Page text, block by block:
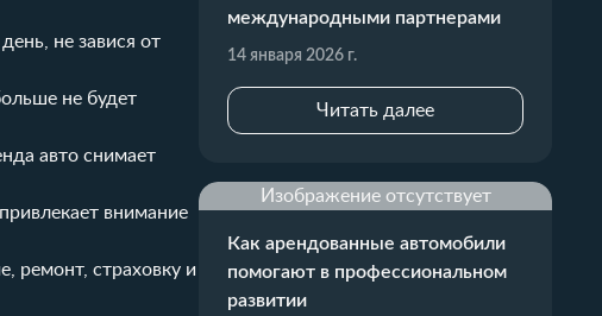
не завися от
не будет
авто снимает
внимание
ремонт, страховку и
международными партнерами
14 января 2026 г.
Читать далее
Изображение отсутствует
Как арендованные автомобили
помогают в профессиональном
развитии